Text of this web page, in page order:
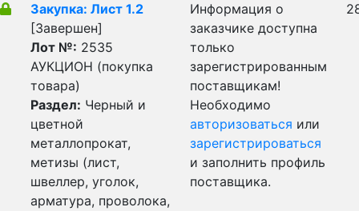
Закупка: Лист 1.2
[Завершен]
Лот №: 2535
АУКЦИОН (покупка
товара)
Раздел: Черный и
цветной
металлопрокат,
метизы (лист,
швеллер, уголок,
арматура, проволока,
Информация о
заказчике доступна
только
зарегистрированным
поставщикам!
Необходимо
авторизоваться или
зарегистрироваться
и заполнить профиль
поставщика.